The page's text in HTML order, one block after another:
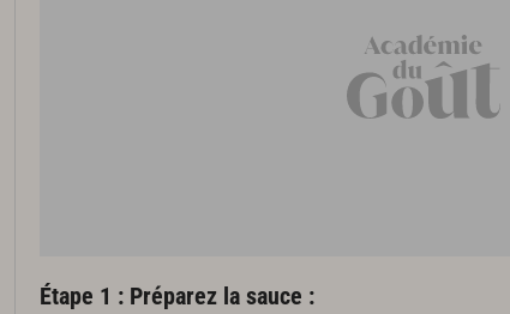
Étape 1 : Préparez la sauce :